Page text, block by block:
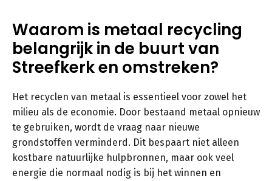
Waarom is metaal recycling
belangrijk in de buurt van
Streefkerk en omstreken?
Het recyclen van metaal is essentieel voor zowel het
milieu als de economie. Door bestaand metaal opnieuw
te gebruiken, wordt de vraag naar nieuwe
grondstoffen verminderd. Dit bespaart niet alleen
kostbare natuurlijke hulpbronnen, maar ook veel
energie die normaal nodig is bij het winnen en